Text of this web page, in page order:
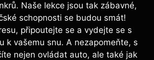
Naše lekce jsou tak zábavné,
schopnosti se budou smát!
připoutejte se a vydejte se s
k vašemu snu. A⁤ nezapomeňte, s
nejen⁢ ovládat auto, ale také jak